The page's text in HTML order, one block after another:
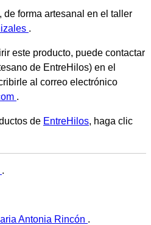
de forma artesanal en el taller
.
este producto, puede contactar
de EntreHilos) en el
al correo electrónico
.
de EntreHilos, haga clic
.
Antonia Rincón .